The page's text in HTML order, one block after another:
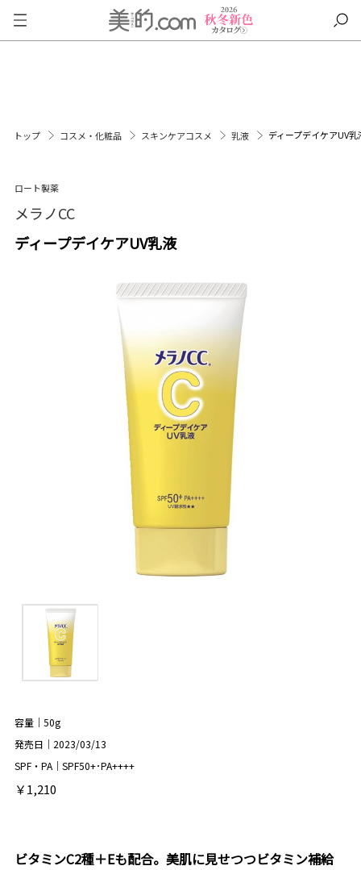
トップ コスメ・化粧品 スキンケアコスメ 乳液 ディープデイケアUV乳
ロート製薬
メラノCC
ディープデイケアUV乳液
容量｜50g
発売日｜2023/03/13
SPF・PA｜SPF50+･PA++++
￥1,210
ビタミンC2種＋Eも配合。美肌に見せつつビタミン補給